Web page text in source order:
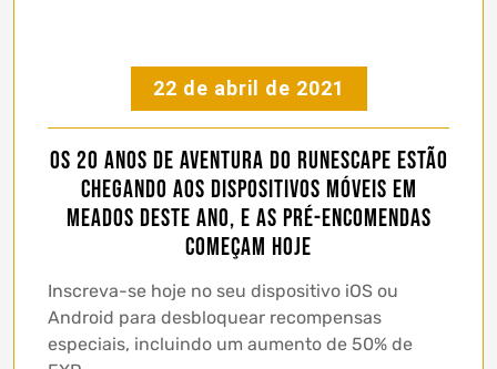
22 de abril de 2021
Os 20 anos de aventura do RuneScape estão
chegando aos dispositivos móveis em
meados deste ano, e as pré-encomendas
começam hoje
Inscreva-se hoje no seu dispositivo iOS ou
Android para desbloquear recompensas
especiais, incluindo um aumento de 50% de